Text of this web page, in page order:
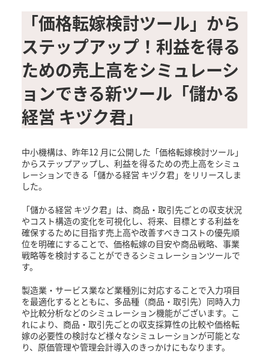
「価格転嫁検討ツール」から
ステップアップ！利益を得る
ための売上高をシミュレーシ
ョンできる新ツール「儲かる
経営 キヅク君」
中小機構は、昨年12 月に公開した「価格転嫁検討ツール」
からステップアップし、利益を得るための売上高をシミュ
レーションできる「儲かる経営 キヅク君」をリリースしま
した。
「儲かる経営 キヅク君」は、商品・取引先ごとの収支状況
やコスト構造の変化を可視化し、将来、目標とする利益を
確保するために目指す売上高や改善すべきコストの優先順
位を明確にすることで、価格転嫁の目安や商品戦略、事業
戦略等を検討することができるシミュレーションツールで
す。
製造業・サービス業など業種別に対応することで入力項目
を最適化するとともに、多品種（商品・取引先）同時入力
や比較分析などのシミュレーション機能がございます。こ
れにより、商品・取引先ごとの収支採算性の比較や価格転
嫁の必要性の検討など様々なシミュレーションが可能とな
り、原価管理や管理会計導入のきっかけにもなります。